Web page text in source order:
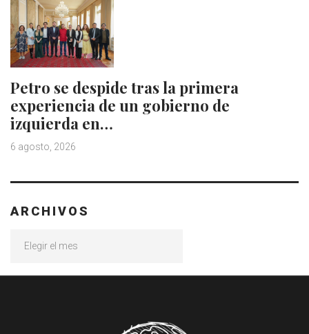
Petro se despide tras la primera
experiencia de un gobierno de
izquierda en…
6 agosto, 2026
ARCHIVOS